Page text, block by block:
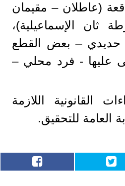
(عاطلان – مقيمان
ثان الإسماعيلية)،
حديدي – بعض القطع
عليها - فرد محلي –
القانونية اللازمة
العامة للتحقيق.